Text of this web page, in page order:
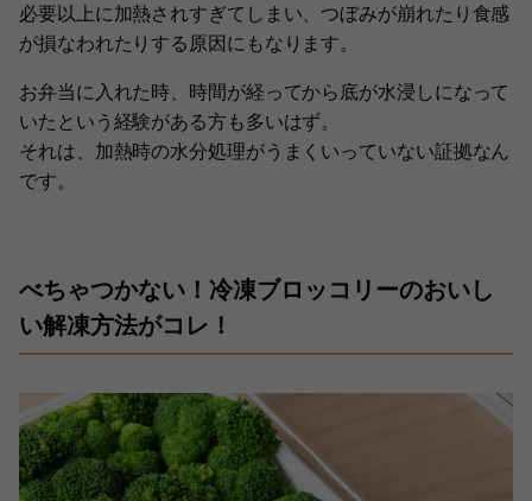
必要以上に加熱されすぎてしまい、つぼみが崩れたり食感
が損なわれたりする原因にもなります。
お弁当に入れた時、時間が経ってから底が水浸しになって
いたという経験がある方も多いはず。
それは、加熱時の水分処理がうまくいっていない証拠なん
です。
べちゃつかない！冷凍ブロッコリーのおいし
い解凍方法がコレ！